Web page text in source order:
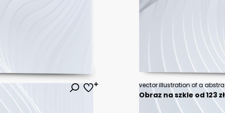
Obraz na szkle od 123 zł